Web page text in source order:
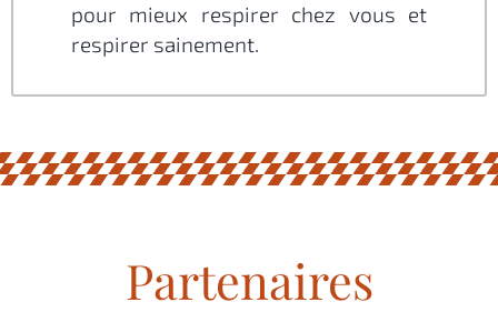
pour mieux respirer chez vous et
respirer sainement.
Partenaires